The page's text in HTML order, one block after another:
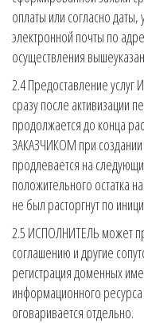
оплаты или согласно
электронной почты по
осуществления
2.4 Предоставление
сразу после активизации
продолжается до конца
ЗАКАЗЧИКОМ при создании
продлевается на
положительного остатка
не был расторгнут по
2.5 ИСПОЛНИТЕЛЬ может
соглашению и другие
регистрация доменных
информационного ресурса
оговаривается отдельно.